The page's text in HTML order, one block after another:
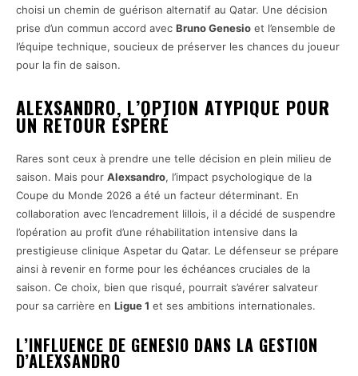
choisi un chemin de guérison alternatif au Qatar. Une décision
prise d’un commun accord avec Bruno Genesio et l’ensemble de
l’équipe technique, soucieux de préserver les chances du joueur
pour la fin de saison.
ALEXSANDRO, L’OPTION ATYPIQUE POUR
UN RETOUR ESPÉRÉ
Rares sont ceux à prendre une telle décision en plein milieu de
saison. Mais pour Alexsandro, l’impact psychologique de la
Coupe du Monde 2026 a été un facteur déterminant. En
collaboration avec l’encadrement lillois, il a décidé de suspendre
l’opération au profit d’une réhabilitation intensive dans la
prestigieuse clinique Aspetar du Qatar. Le défenseur se prépare
ainsi à revenir en forme pour les échéances cruciales de la
saison. Ce choix, bien que risqué, pourrait s’avérer salvateur
pour sa carrière en Ligue 1 et ses ambitions internationales.
L’INFLUENCE DE GENESIO DANS LA GESTION
D’ALEXSANDRO